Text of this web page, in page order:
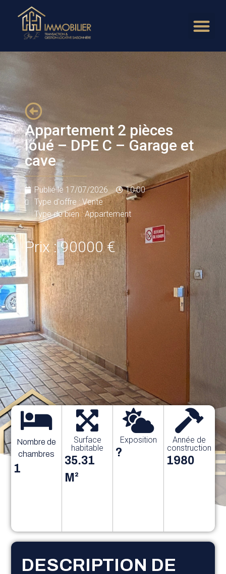
Appartement 2 pièces
loué – DPE C – Garage et
cave
Publié le 17/07/2026
10:00
Type d'offre : Vente
Type de bien : Appartement
Prix : 90000 €
Nombre de
chambres
1
Surface
habitable
35.31
M²
Exposition
?
Année de
construction
1980
DESCRIPTION DE